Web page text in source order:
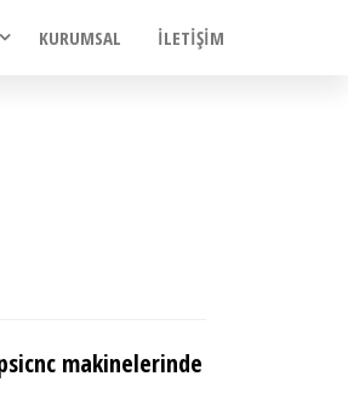
KURUMSAL İLETIŞIM
makinelerinde